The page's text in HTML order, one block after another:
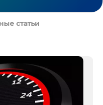
статьи